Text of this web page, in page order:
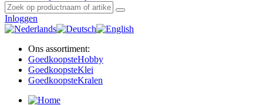
Inloggen
Ons assortiment:
GoedkoopsteHobby
GoedkoopsteKlei
GoedkoopsteKralen